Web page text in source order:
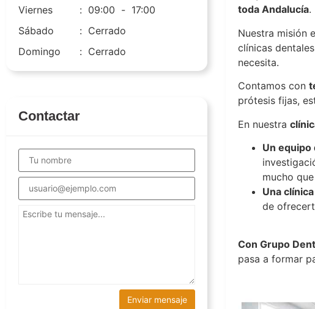
Viernes
: 09:00 - 17:00
Sábado
: Cerrado
Domingo
: Cerrado
Contactar
toda Andalucía.
Nuestra misión
clínicas
necesita.
Contamos con
prótesis fijas,
En nuestra
Un
mucho
Una
de
Con Grupo
pasa a formar